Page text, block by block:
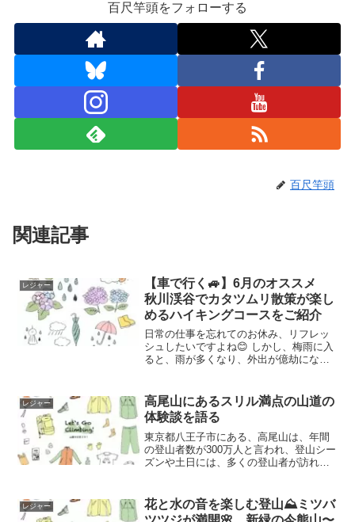
百尺竿頭をフォローする
百尺竿頭
関連記事
レジャー
【車で行く🚙】6月のオススメ
秋川渓谷でカタツムリ散策が楽し
めるハイキングコースをご紹介
日常の仕事を忘れてのお休み、リフレッ
シュしたいですよね😊 しかし、梅雨に入
ると、雨が多くなり、外出が億劫になり
楽しむことができる秋川渓谷のハイキン
グコースをご紹介します🐌。カタツムリ
を伺いながら秋川渓谷の自然豊かな景観
を眺めるハイキングは、心も体もリフレ
ッシュしますよ😉
レジャー
高尾山にあるスリル満点の山道の
体験談を語る
東京都八王子市にある、高尾山は、年間
の登山者数が300万人と言われ、登山シー
ズンや土日には、多くの登山者が訪れま
トがあります。今回は、高尾山の麓にあ
る隠れた名所の一つ「スリル満点の山
レジャー
花と水の音を楽しむ登山⛰️ミツバ